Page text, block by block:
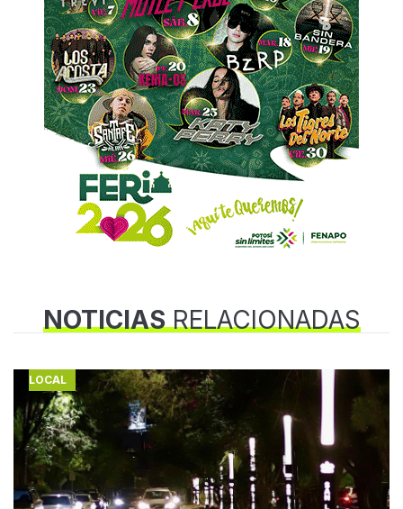
NOTICIASRELACIONADAS
LOCAL